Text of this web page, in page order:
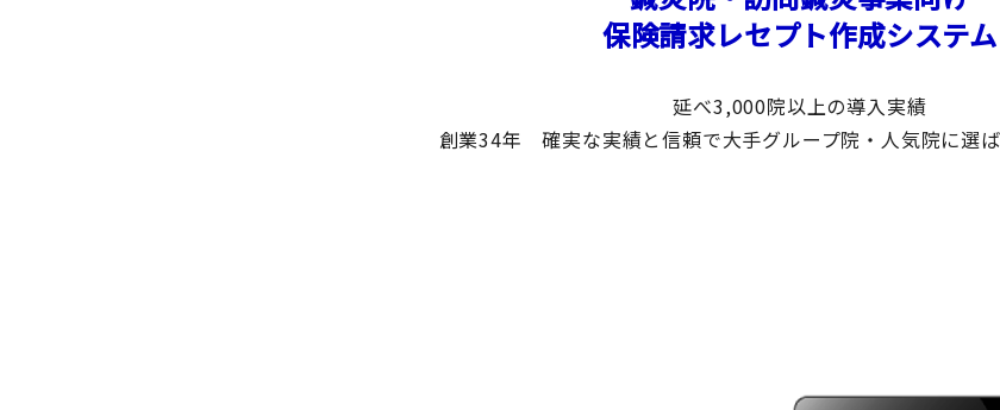
保険請求レセプト作成システム
延べ3,000院以上の導入実績
創業34年 確実な実績と信頼で大手グループ院・人気院に選